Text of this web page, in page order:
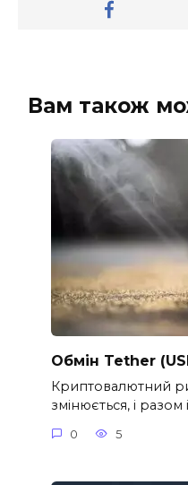
Вам також
Обмін Tether
Криптовалютний
змінюється, і разом
0 5